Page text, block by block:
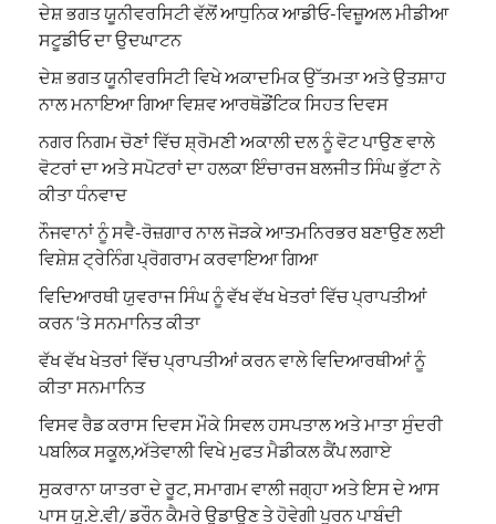
ਦੇਸ਼ ਭਗਤ ਯੂਨੀਵਰਸਿਟੀ ਵੱਲੋਂ ਆਧੁਨਿਕ ਆਡੀਓ-ਵਿਜ਼ੂਅਲ ਮੀਡੀਆ
ਸਟੂਡੀਓ ਦਾ ਉਦਘਾਟਨ
ਦੇਸ਼ ਭਗਤ ਯੂਨੀਵਰਸਿਟੀ ਵਿਖੇ ਅਕਾਦਮਿਕ ਉੱਤਮਤਾ ਅਤੇ ਉਤਸ਼ਾਹ
ਨਾਲ ਮਨਾਇਆ ਗਿਆ ਵਿਸ਼ਵ ਆਰਥੋਡੌਂਟਿਕ ਸਿਹਤ ਦਿਵਸ
ਨਗਰ ਨਿਗਮ ਚੋਣਾਂ ਵਿੱਚ ਸ਼੍ਰੋਮਣੀ ਅਕਾਲੀ ਦਲ ਨੂੰ ਵੋਟ ਪਾਉਣ ਵਾਲੇ
ਵੋਟਰਾਂ ਦਾ ਅਤੇ ਸਪੋਟਰਾਂ ਦਾ ਹਲਕਾ ਇੰਚਾਰਜ ਬਲਜੀਤ ਸਿੰਘ ਭੁੱਟਾ ਨੇ
ਕੀਤਾ ਧੰਨਵਾਦ
ਨੌਜਵਾਨਾਂ ਨੂੰ ਸਵੈ-ਰੋਜ਼ਗਾਰ ਨਾਲ ਜੋੜਕੇ ਆਤਮਨਿਰਭਰ ਬਣਾਉਣ ਲਈ
ਵਿਸ਼ੇਸ਼ ਟ੍ਰੇਨਿੰਗ ਪ੍ਰੋਗਰਾਮ ਕਰਵਾਇਆ ਗਿਆ
ਵਿਦਿਆਰਥੀ ਯੁਵਰਾਜ ਸਿੰਘ ਨੂੰ ਵੱਖ ਵੱਖ ਖੇਤਰਾਂ ਵਿੱਚ ਪ੍ਰਾਪਤੀਆਂ
ਕਰਨ ‘ਤੇ ਸਨਮਾਨਿਤ ਕੀਤਾ
ਵੱਖ ਵੱਖ ਖੇਤਰਾਂ ਵਿੱਚ ਪ੍ਰਾਪਤੀਆਂ ਕਰਨ ਵਾਲੇ ਵਿਦਿਆਰਥੀਆਂ ਨੂੰ
ਕੀਤਾ ਸਨਮਾਨਿਤ
ਵਿਸਵ ਰੈਡ ਕਰਾਸ ਦਿਵਸ ਮੌਕੇ ਸਿਵਲ ਹਸਪਤਾਲ ਅਤੇ ਮਾਤਾ ਸੁੰਦਰੀ
ਪਬਲਿਕ ਸਕੂਲ,ਅੱਤੇਵਾਲੀ ਵਿਖੇ ਮੁਫਤ ਮੈਡੀਕਲ ਕੈਂਪ ਲਗਾਏ
ਸੁਕਰਾਨਾ ਯਾਤਰਾ ਦੇ ਰੂਟ, ਸਮਾਗਮ ਵਾਲੀ ਜਗ੍ਹਾ ਅਤੇ ਇਸ ਦੇ ਆਸ
ਪਾਸ ਯੂ.ਏ.ਵੀ/ ਡਰੌਨ ਕੈਮਰੇ ਉਡਾਉਣ ਤੇ ਹੋਵੇਗੀ ਪੂਰਨ ਪਾਬੰਦੀ